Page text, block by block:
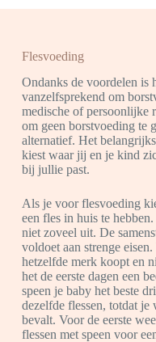
Flesvoeding
Ondanks de voordelen is
vanzelfsprekend om
medische of persoonlijke
om geen borstvoeding te
alternatief. Het
kiest waar jij en je kind
bij jullie past.
Als je voor flesvoeding
een fles in huis te
niet zoveel uit. De
voldoet aan strenge
hetzelfde merk koopt en
het de eerste dagen een
speen je baby het beste
dezelfde flessen, totdat je
bevalt. Voor de eerste
flessen met speen voor